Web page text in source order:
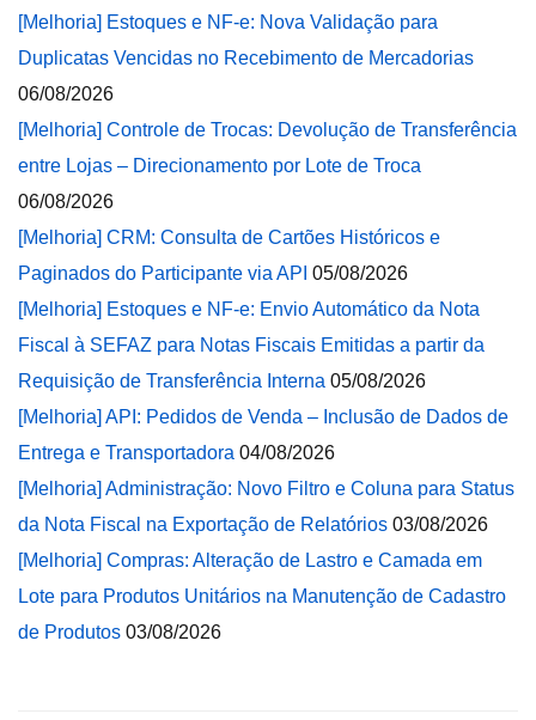
[Melhoria] Estoques e NF-e: Nova Validação para
Duplicatas Vencidas no Recebimento de Mercadorias
06/08/2026
[Melhoria] Controle de Trocas: Devolução de Transferência
entre Lojas – Direcionamento por Lote de Troca
06/08/2026
[Melhoria] CRM: Consulta de Cartões Históricos e
Paginados do Participante via API 05/08/2026
[Melhoria] Estoques e NF-e: Envio Automático da Nota
Fiscal à SEFAZ para Notas Fiscais Emitidas a partir da
Requisição de Transferência Interna 05/08/2026
[Melhoria] API: Pedidos de Venda – Inclusão de Dados de
Entrega e Transportadora 04/08/2026
[Melhoria] Administração: Novo Filtro e Coluna para Status
da Nota Fiscal na Exportação de Relatórios 03/08/2026
[Melhoria] Compras: Alteração de Lastro e Camada em
Lote para Produtos Unitários na Manutenção de Cadastro
de Produtos 03/08/2026